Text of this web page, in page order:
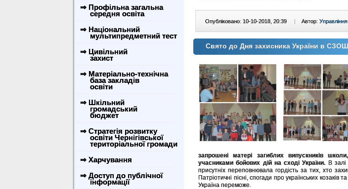
⇒ Профільна загальна
середня освіта
⇒ Національний
мультипредметний тест
⇒ Цивільний
захист
⇒ Матеріально-технічна
база закладів
освіти
⇒ Шкільний
громадський
бюджет
⇒ Стратегія розвитку
освіти Чернігівської
територіальної громади
⇒ Харчування
⇒ Доступ до публічної
інформації
Опубліковано: 10-10-2018, 20:39 | Автор: Управління
Свято до Дня захисника України в
запрошені матері загиблих випускників
учасниками бойових дій на сході України. В
присутніх переповнювала гордість за тих, хто
Патріотичні пісні, спогади про українських
Україна переможе.